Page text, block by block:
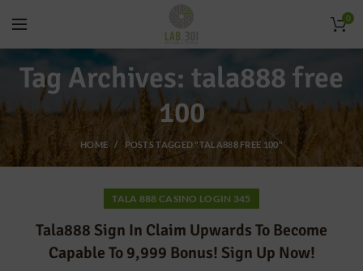
0
Tag Archives: tala888 free
100
HOME POSTS TAGGED "TALA888 FREE 100"
TALA 888 CASINO LOGIN 345
Tala888 Sign In Claim Upwards To Become
Capable To 9,999 Bonus! Sign Up Now!